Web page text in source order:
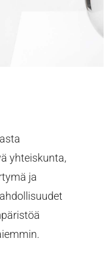
yhteiskunta,
ja